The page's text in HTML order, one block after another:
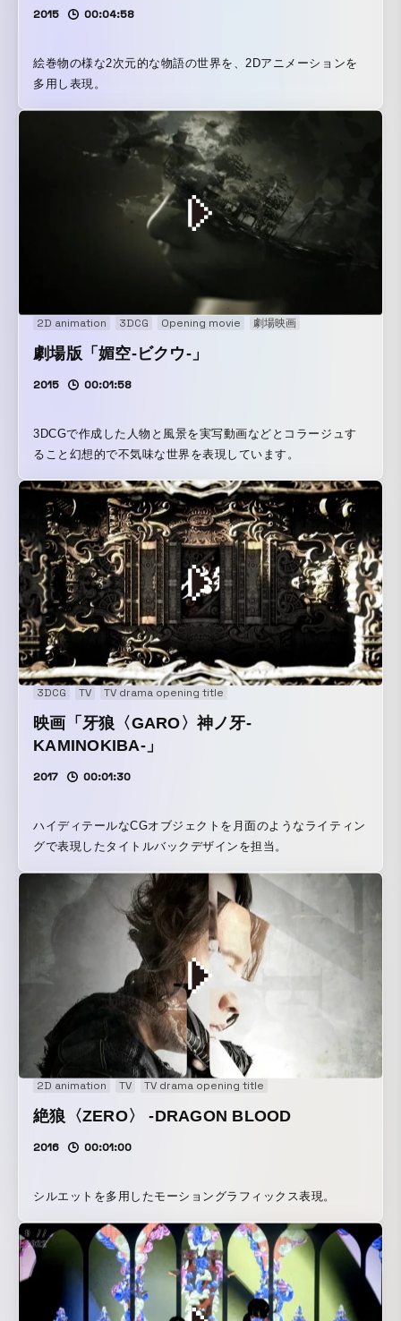
2015 00:04:58
絵巻物の様な2次元的な物語の世界を、2Dアニメーションを
多用し表現。
2D animation 3DCG Opening movie 劇場映画
劇場版「媚空-ビクウ-」
2015 00:01:58
3DCGで作成した人物と風景を実写動画などとコラージュす
ること幻想的で不気味な世界を表現しています。
3DCG TV TV drama opening title
映画「牙狼〈GARO〉神ノ牙-
KAMINOKIBA-」
2017 00:01:30
ハイディテールなCGオブジェクトを月面のようなライティン
グで表現したタイトルバックデザインを担当。
2D animation TV TV drama opening title
絶狼〈ZERO〉 -DRAGON BLOOD
2016 00:01:00
シルエットを多用したモーショングラフィックス表現。